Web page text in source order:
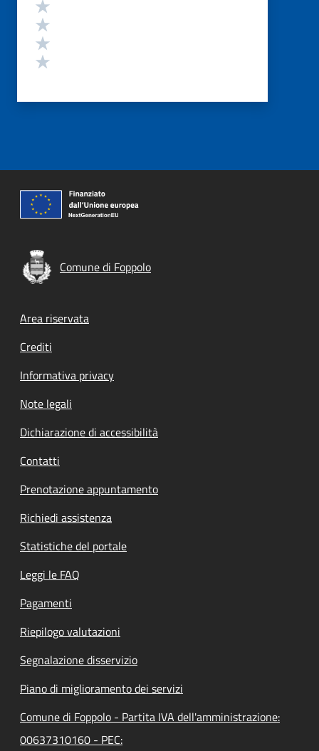
Comune di Foppolo
Footer menu
Area riservata
Crediti
Informativa privacy
Note legali
Dichiarazione di accessibilità
Contatti
Prenotazione appuntamento
Richiedi assistenza
Statistiche del portale
Leggi le FAQ
Pagamenti
Riepilogo valutazioni
Segnalazione disservizio
Piano di miglioramento dei servizi
Comune di Foppolo - Partita IVA dell'amministrazione:
00637310160 - PEC: